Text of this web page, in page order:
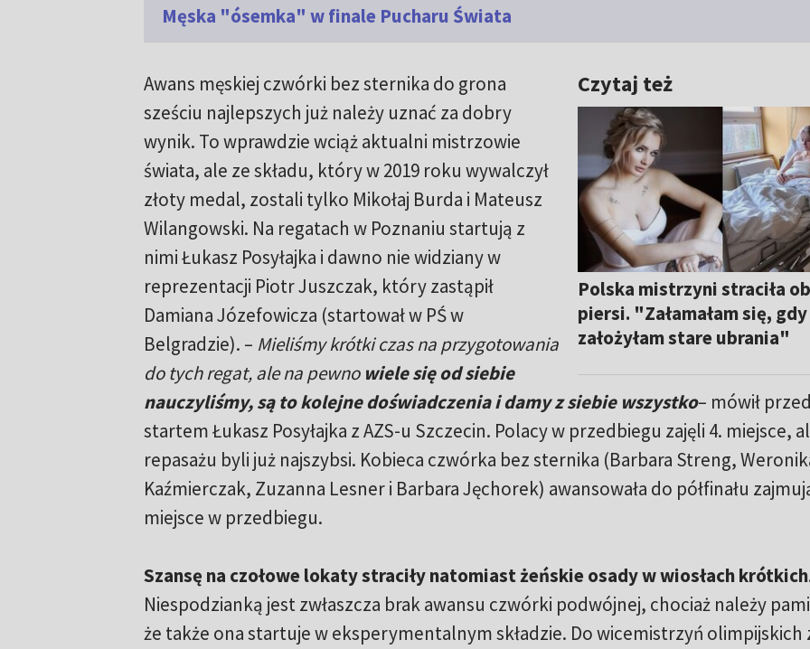
Męska "ósemka" w finale Pucharu Świata
Czytaj też
Polska mistrzyni straciła
piersi. "Załamałam się, gdy
założyłam stare ubrania"
Awans męskiej czwórki bez sternika do grona
sześciu najlepszych już należy uznać za dobry
wynik. To wprawdzie wciąż aktualni mistrzowie
świata, ale ze składu, który w 2019 roku wywalczył
złoty medal, zostali tylko Mikołaj Burda i Mateusz
Wilangowski. Na regatach w Poznaniu startują z
nimi Łukasz Posyłajka i dawno nie widziany w
reprezentacji Piotr Juszczak, który zastąpił
Damiana Józefowicza (startował w PŚ w
Belgradzie). – Mieliśmy krótki czas na przygotowania
do tych regat, ale na pewno wiele się od siebie
nauczyliśmy, są to kolejne doświadczenia i damy z siebie wszystko– mówił
startem Łukasz Posyłajka z AZS-u Szczecin. Polacy w przedbiegu zajęli 4. miejsce,
repasażu byli już najszybsi. Kobieca czwórka bez sternika (Barbara Streng,
Kaźmierczak, Zuzanna Lesner i Barbara Jęchorek) awansowała do półfinału
miejsce w przedbiegu.
Szansę na czołowe lokaty straciły natomiast żeńskie osady w wiosłach krótkich
Niespodzianką jest zwłaszcza brak awansu czwórki podwójnej, chociaż należy
że także ona startuje w eksperymentalnym składzie. Do wicemistrzyń olimpijskich